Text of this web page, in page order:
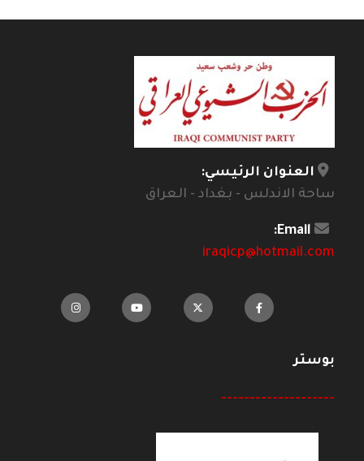
العنوان الرئيسي:
ساحة الاندلس - بغداد - العراق
Email:
iraqicp@hotmail.com
بوستر
--------------------